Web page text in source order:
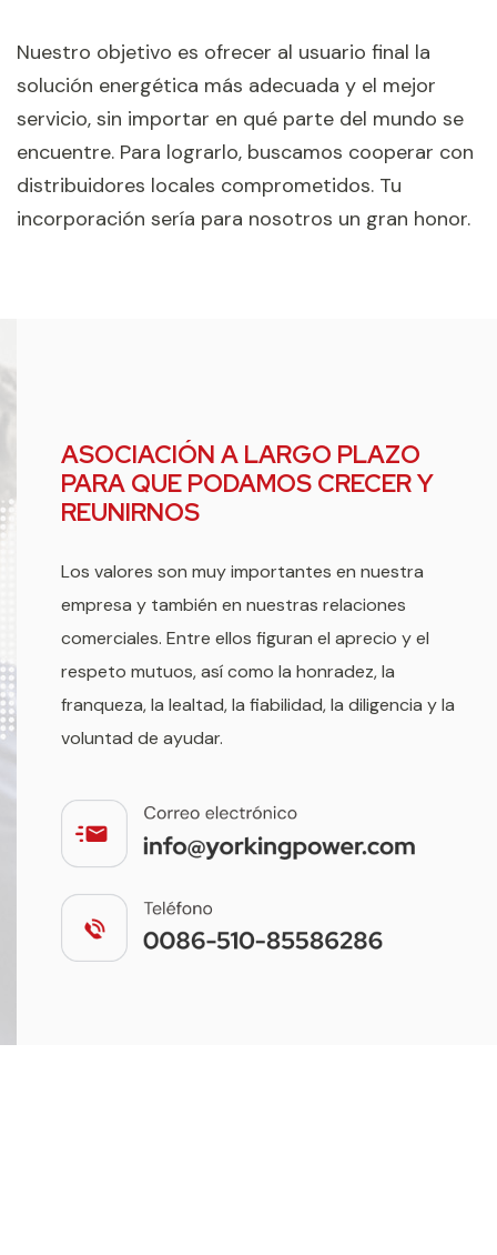
Nuestro objetivo es ofrecer al usuario final la
solución energética más adecuada y el mejor
servicio, sin importar en qué parte del mundo se
encuentre. Para lograrlo, buscamos cooperar con
distribuidores locales comprometidos. Tu
incorporación sería para nosotros un gran honor.
ASOCIACIÓN A LARGO PLAZO
PARA QUE PODAMOS CRECER Y
REUNIRNOS
Los valores son muy importantes en nuestra
empresa y también en nuestras relaciones
comerciales. Entre ellos figuran el aprecio y el
respeto mutuos, así como la honradez, la
franqueza, la lealtad, la fiabilidad, la diligencia y la
voluntad de ayudar.